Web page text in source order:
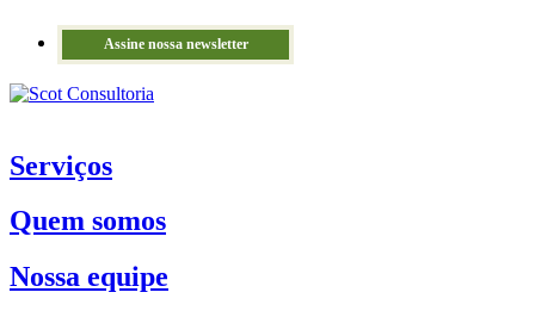
Assine nossa newsletter
Serviços
Quem somos
Nossa equipe